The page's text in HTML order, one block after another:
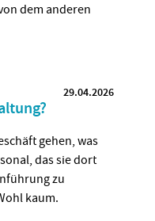
dem anderen
29.04.2026
gehen, was
das sie dort
zu
kaum.